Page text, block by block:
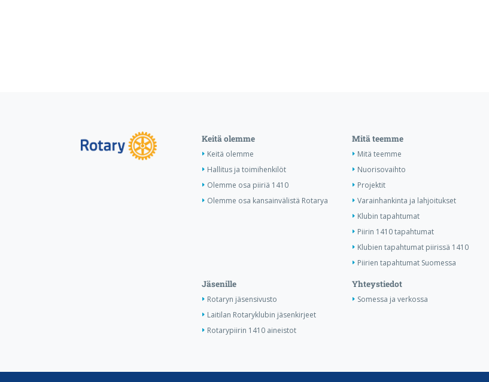
Keitä olemme
Keitä olemme
Hallitus ja toimihenkilöt
Olemme osa piiriä 1410
Olemme osa kansainvälistä Rotarya
Mitä teemme
Mitä teemme
Nuorisovaihto
Projektit
Varainhankinta ja lahjoitukset
Klubin tapahtumat
Piirin 1410 tapahtumat
Klubien tapahtumat piirissä 1410
Piirien tapahtumat Suomessa
Jäsenille
Rotaryn jäsensivusto
Laitilan Rotaryklubin jäsenkirjeet
Rotarypiirin 1410 aineistot
Yhteystiedot
Somessa ja verkossa